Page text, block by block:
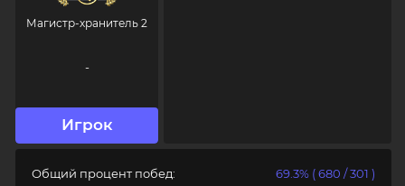
Магистр-хранитель 2
-
Игрок
Общий процент побед:
69.3% ( 680 / 301 )